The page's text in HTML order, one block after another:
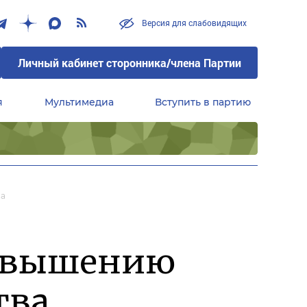
Версия для слабовидящих
Личный кабинет сторонника/члена Партии
Мультимедиа Вступить в партию